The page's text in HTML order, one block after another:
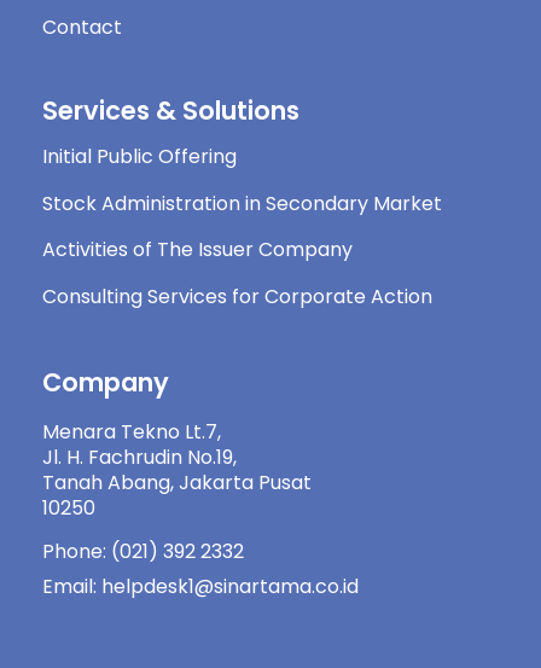
Contact
Services & Solutions
Initial Public Offering
Stock Administration in Secondary Market
Activities of The Issuer Company
Consulting Services for Corporate Action
Company
Menara Tekno Lt.7,
Jl. H. Fachrudin No.19,
Tanah Abang, Jakarta Pusat
10250
Phone: (021) 392 2332
Email: helpdesk1@sinartama.co.id